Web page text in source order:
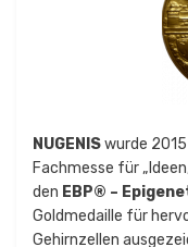
NUGENISwurde
Fachmesse für
den EBP® –
Goldmedaille für
Gehirnzellen